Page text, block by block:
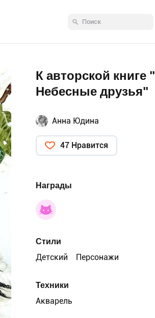
К авторской книге "
Небесные друзья"
Анна Юдина
47 Нравится
Награды
Стили
Детский
Персонажи
Техники
Акварель